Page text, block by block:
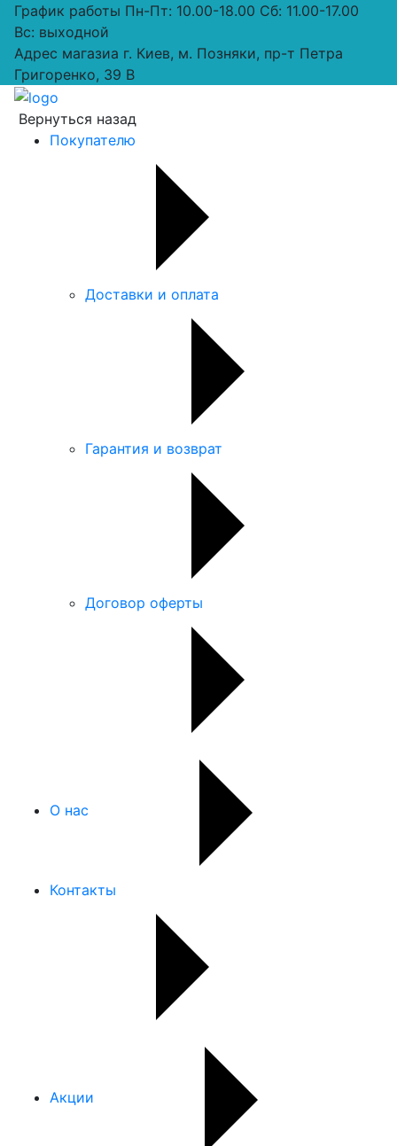
График работы Пн-Пт: 10.00-18.00 Сб: 11.00-17.00
Вс: выходной
Адрес магазиа г. Киев, м. Позняки, пр-т Петра
Григоренко, 39 В
Вернуться назад
Покупателю
Доставки и оплата
Гарантия и возврат
Договор оферты
О нас
Контакты
Акции